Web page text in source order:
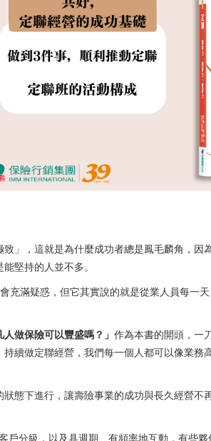
，這就是為什麼成功者總是鳳毛麟角，因
堅持的人並不多。
滿疑惑，但它其實說的就是從業人員每一天
人做保險可以豐盛嗎？」作為本書的開頭，一
續做定聯經營，我們每一個人都可以像業務
下進行，讓壽險事業的成功與長久經營不
分級，以及具週期、有頻率地互動，有些夥